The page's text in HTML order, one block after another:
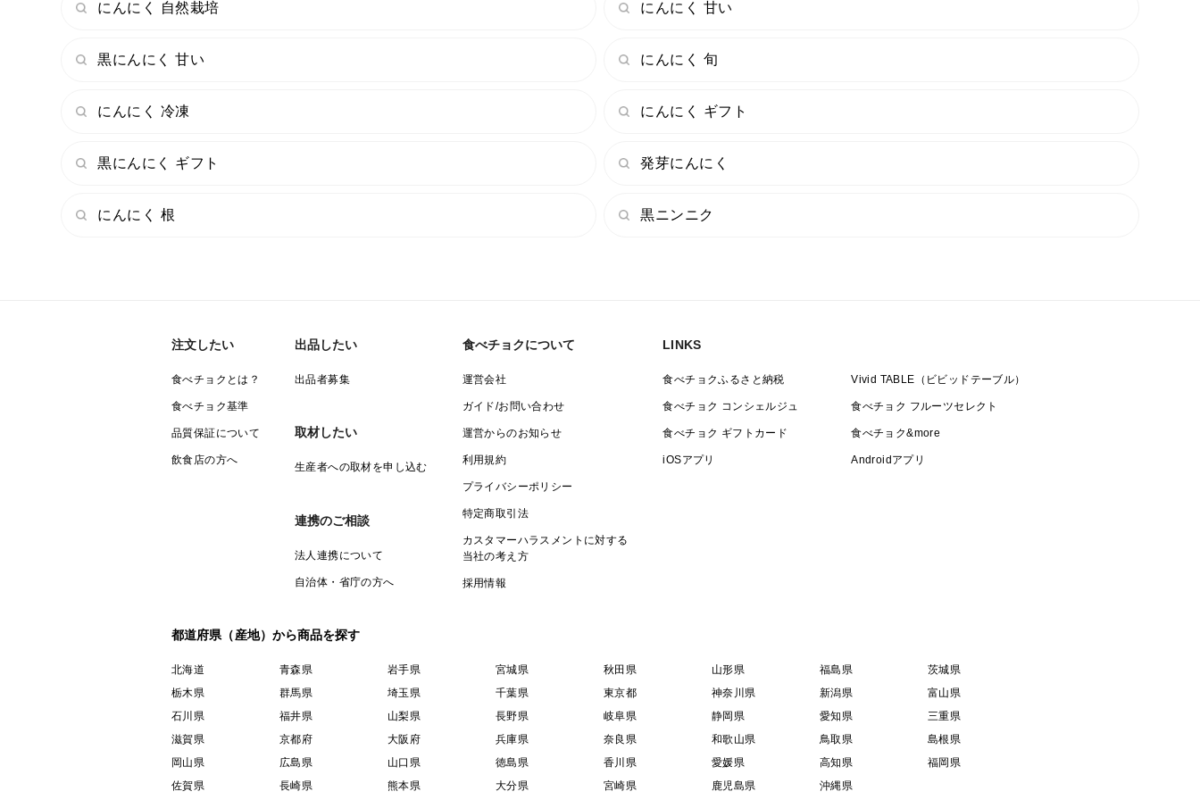
る「北海道・沖縄・離島」エリアへの常温輸送は、配送中の品質劣化（傷み・カビ等）のリスク
合は、キャンセル処理をさせていただく場合がございますので、予めご了承ください。
周りをぐるりと住宅に挟まれた、街なかの小さな畑です。
球一球に100%の愛情と目を配って育てることができました。都会のオアシスのような土壌で、力
た、この畑だけの特別でタフな純血種です。そして、紫がかってます！これは、アントシアニン
が豊富な証拠になります！
にんにく 自然栽培 にんにく 甘い
黒にんにく 甘い にんにく 旬
にんにく 冷凍 にんにく ギフト
黒にんにく ギフト 発芽にんにく
にんにく 根 黒ニンニク
注文したい
食べチョクとは？
食べチョク基準
品質保証について
飲食店の方へ
出品したい
出品者募集
取材したい
生産者への取材を申し込む
連携のご相談
法人連携について
自治体・省庁の方へ
食べチョクについて
運営会社
ガイド/お問い合わせ
運営からのお知らせ
利用規約
プライバシーポリシー
特定商取引法
カスタマーハラスメントに対する
当社の考え方
採用情報
LINKS
食べチョクふるさと納税 Vivid TABLE（ビビッドテーブル）
食べチョク コンシェルジュ 食べチョク フルーツセレクト
食べチョク ギフトカード 食べチョク&more
iOSアプリ Androidアプリ
都道府県（産地）から商品を探す
北海道 青森県 岩手県 宮城県 秋田県 山形県 福島県
茨城県
栃木県
群馬県 埼玉県 千葉県 東京都 神奈川県 新潟県
富山県
石川県
福井県 山梨県 長野県 岐阜県 静岡県 愛知県
三重県
滋賀県
京都府 大阪府 兵庫県 奈良県 和歌山県 鳥取県
島根県
岡山県
広島県 山口県 徳島県 香川県 愛媛県 高知県
福岡県
佐賀県
長崎県 熊本県 大分県 宮崎県 鹿児島県 沖縄県